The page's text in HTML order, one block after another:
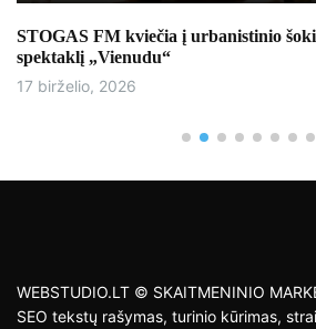
STOGAS FM kviečia į urbanistinio
spektaklį „Vienudu“
17 birželio, 2026
WEBSTUDIO.LT © SKAITMENINIO
SEO tekstų rašymas, turinio kūrimas,